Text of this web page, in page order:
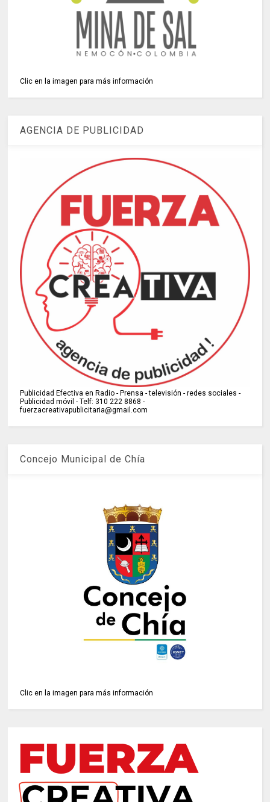
Clic en la imagen para más información
AGENCIA DE PUBLICIDAD
Publicidad Efectiva en Radio - Prensa - televisión - redes sociales -
Publicidad móvil - Telf: 310 222 8868 -
fuerzacreativapublicitaria@gmail.com
Concejo Municipal de Chía
Clic en la imagen para más información